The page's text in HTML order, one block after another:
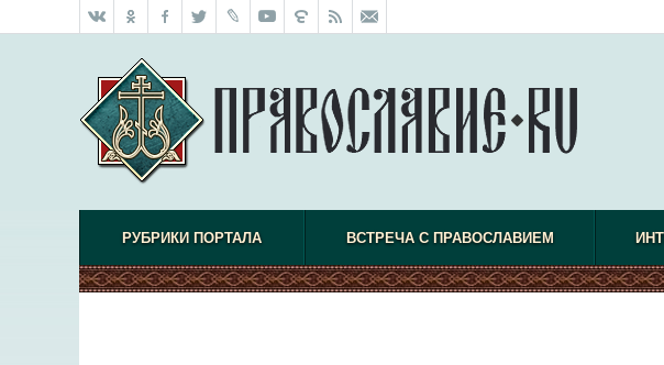
РУБРИКИ ПОРТАЛА ВСТРЕЧА С ПРАВОСЛАВИЕМ